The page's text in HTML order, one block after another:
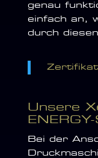
genau
einfach an,
durch
Zertifikat
Unsere
Bei der